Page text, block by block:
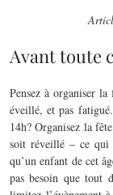
Avant toute
Pensezà organiser la
éveillé, et pas fatigué.
14h? Organisez lafête
soit réveillé – ce qui
qu’un enfant de cet
pas besoin que tout